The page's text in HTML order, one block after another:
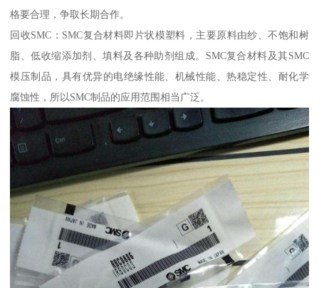
格要合理，争取长期合作。
回收SMC：SMC复合材料即片状模塑料，主要原料由纱、不饱和树
脂、低收缩添加剂、填料及各种助剂组成。SMC复合材料及其SMC
模压制品，具有优异的电绝缘性能、机械性能、热稳定性、耐化学
腐蚀性，所以SMC制品的应用范围相当广泛。